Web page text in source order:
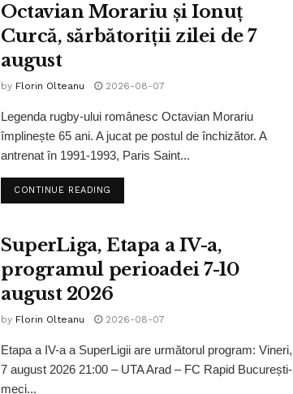
Octavian Morariu și Ionuț
Curcă, sărbătoriții zilei de 7
august
by Florin Olteanu 2026-08-07
Legenda rugby-ului românesc Octavian Morariu
împlinește 65 ani. A jucat pe postul de închizător. A
antrenat în 1991-1993, Paris Saint...
CONTINUE READING
SuperLiga, Etapa a IV-a,
programul perioadei 7-10
august 2026
by Florin Olteanu 2026-08-07
Etapa a IV-a a SuperLigii are următorul program: Vineri,
7 august 2026 21:00 – UTA Arad – FC Rapid București-
meci...